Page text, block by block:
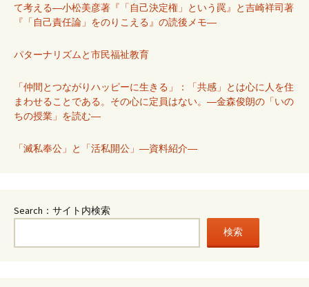
て考える―小松美彦著『「自己決定権」という罠』と吉崎祥司著
『「自己責任論」をのりこえる』の読後メモ―
パターナリズムと市民福祉教育
「仲間とつながりハッピーに生きる」：「共感」とは心に人を住
まわせることである。その心に定員はない。―金森俊朗の「いの
ちの授業」を読む―
「滅私奉公」と「活私開公」―資料紹介―
Search：サイト内検索
検索